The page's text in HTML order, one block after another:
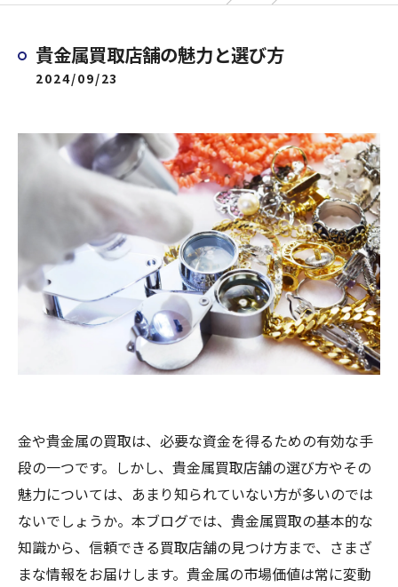
貴金属買取店舗の魅力と選び方
2024/09/23
金や貴金属の買取は、必要な資金を得るための有効な手
段の一つです。しかし、貴金属買取店舗の選び方やその
魅力については、あまり知られていない方が多いのでは
ないでしょうか。本ブログでは、貴金属買取の基本的な
知識から、信頼できる買取店舗の見つけ方まで、さまざ
まな情報をお届けします。貴金属の市場価値は常に変動